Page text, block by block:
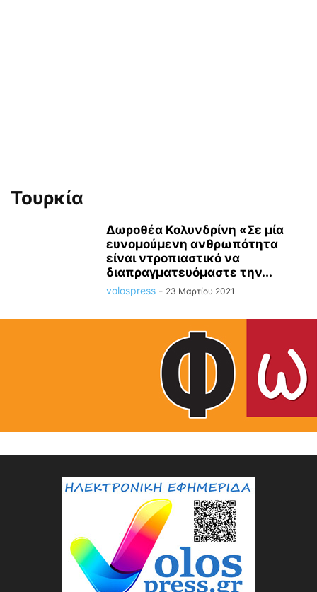
Τουρκία
Δωροθέα Κολυνδρίνη «Σε μία
ευνομούμενη ανθρωπότητα
είναι ντροπιαστικό να
διαπραγματευόμαστε την...
volospress - 23 Μαρτίου 2021